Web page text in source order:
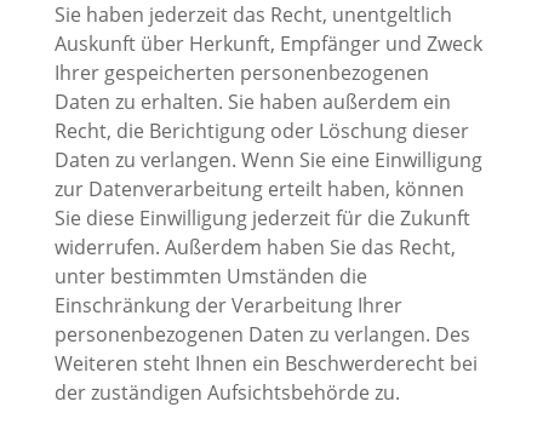
Sie haben jederzeit das Recht, unentgeltlich
Auskunft über Herkunft, Empfänger und Zweck
Ihrer gespeicherten personenbezogenen
Daten zu erhalten. Sie haben außerdem ein
Recht, die Berichtigung oder Löschung dieser
Daten zu verlangen. Wenn Sie eine Einwilligung
zur Datenverarbeitung erteilt haben, können
Sie diese Einwilligung jederzeit für die Zukunft
widerrufen. Außerdem haben Sie das Recht,
unter bestimmten Umständen die
Einschränkung der Verarbeitung Ihrer
personenbezogenen Daten zu verlangen. Des
Weiteren steht Ihnen ein Beschwerderecht bei
der zuständigen Aufsichtsbehörde zu.